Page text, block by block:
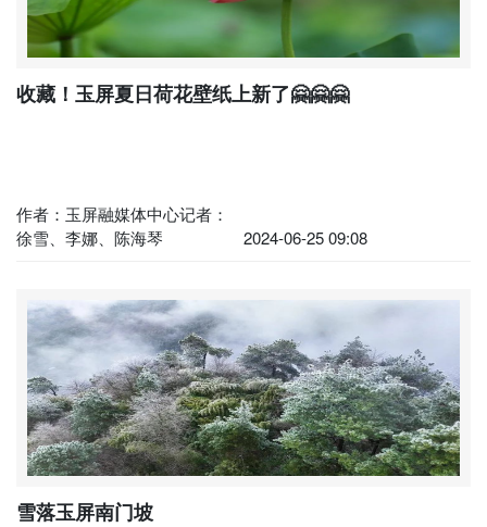
收藏！玉屏夏日荷花壁纸上新了🤗🤗🤗
作者：玉屏融媒体中心记者：
徐雪、李娜、陈海琴
2024-06-25 09:08
雪落玉屏南门坡